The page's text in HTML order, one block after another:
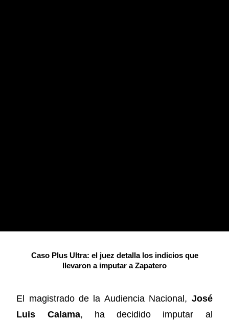
Caso Plus Ultra: el juez detalla los indicios que
llevaron a imputar a Zapatero
El magistrado de la Audiencia Nacional, José
Luis Calama, ha decidido imputar al